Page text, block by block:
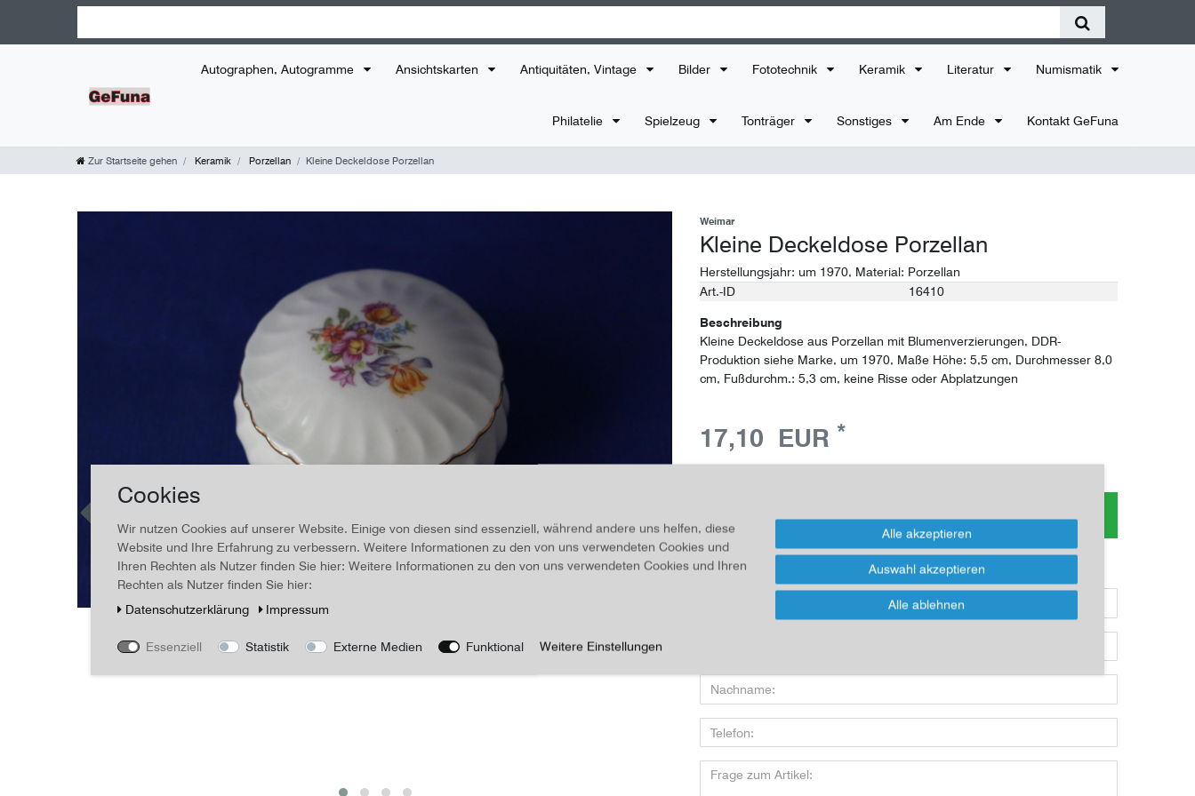
Autographen, Autogramme Ansichtskarten Antiquitäten, Vintage Bilder Fototechnik Keramik Literatur Numismatik
Philatelie Spielzeug Tonträger Sonstiges Am Ende Kontakt GeFuna
Zur Startseite gehen Keramik Porzellan Kleine Deckeldose Porzellan
Weimar
Kleine Deckeldose Porzellan
Herstellungsjahr: um 1970, Material: Porzellan
Technisches
Wert
Art.-ID 16410
Beschreibung
Kleine Deckeldose aus Porzellan mit Blumenverzierungen, DDR-
Produktion siehe Marke, um 1970, Maße Höhe: 5,5 cm, Durchmesser 8,0
cm, Fußdurchm.: 5,3 cm, keine Risse oder Abplatzungen
17,10 EUR *
nutzen!
Wenn Sie den Artikel kaufen möchten, dann bitte das Formular nutzen:
Cookies
Wir nutzen Cookies auf unserer Website. Einige von diesen sind essenziell, während andere uns helfen, diese
Website und Ihre Erfahrung zu verbessern. Weitere Informationen zu den von uns verwendeten Cookies und
Ihren Rechten als Nutzer finden Sie hier: Weitere Informationen zu den von uns verwendeten Cookies und Ihren
Rechten als Nutzer finden Sie hier:
Daten­schutz­erklärung
Impressum
Essenziell Statistik Externe Medien Funktional Weitere Einstellungen
Alle akzeptieren
Auswahl akzeptieren
Alle ablehnen